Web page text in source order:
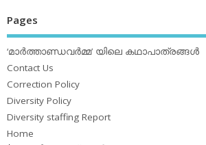
Pages
‘മാര്‍ത്താണ്ഡവര്‍മ്മ’ യിലെ കഥാപാത്രങ്ങള്‍
Contact Us
Correction Policy
Diversity Policy
Diversity staffing Report
Home